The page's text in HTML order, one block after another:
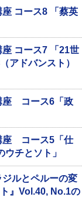
コース8 「蔡英
コース7 「21世
アドバンスト）
座 コース6「政
座 コース5「仕
チとソト」
ルとペルーの変
』Vol.40, No.1の